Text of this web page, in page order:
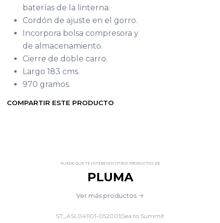
baterías de la linterna.
Cordón de ajuste en el gorro.
Incorpora bolsa compresora y
de almacenamiento.
Cierre de doble carro.
Largo 183 cms.
970 gramos.
COMPARTIR ESTE PRODUCTO
PUEDE QUE TE INTERESEN OTROS PRODUCTOS DE
PLUMA
Ver más productos
ST_ASL041101-052001|Sea to Summit